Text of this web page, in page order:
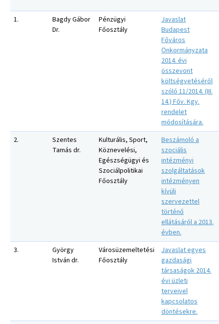
1.
Bagdy Gábor
Dr.
Pénzügyi
Főosztály
Javaslat
Budapest
Főváros
Önkormányzata
2014. évi
összevont
költségvetéséről
szóló 11/2014. (III.
14.) Főv. Kgy.
rendelet
módosítására.
2.
Szentes
Tamás dr.
Kulturális, Sport,
Köznevelési,
Egészségügyi és
Szociálpolitikai
Főosztály
Beszámoló a
szociális
intézményi
szolgáltatások
intézményen
kívüli
szervezettel
történő
ellátásáról a 2013.
évben.
3.
György
István dr.
Városüzemeltetési
Főosztály
Javaslat egyes
gazdasági
társaságok 2014.
évi üzleti
terveivel
kapcsolatos
döntésekre.